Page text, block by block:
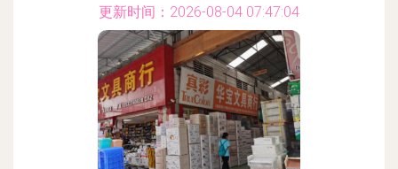
更新时间：2026-08-04 07:47:04